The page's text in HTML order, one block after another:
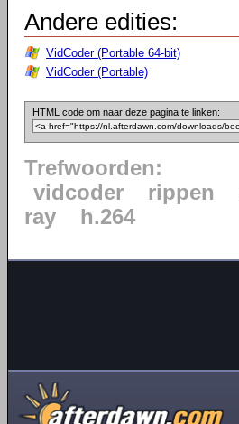
Andere edities:
VidCoder (Portable 64-bit)
VidCoder (Portable)
HTML code om naar deze pagina te linken:
Trefwoorden:
vidcoder
rippen
ray
h.264